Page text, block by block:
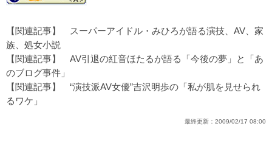
【関連記事】
スーパーアイドル・みひろが語る演技、AV、家
族、処女小説
【関連記事】 AV引退の紅音ほたるが語る「今後の夢」と「あ
のブログ事件」
【関連記事】 “演技派AV女優”吉沢明歩の「私が肌を見せられ
るワケ」
最終更新： 2009/02/17 08:00